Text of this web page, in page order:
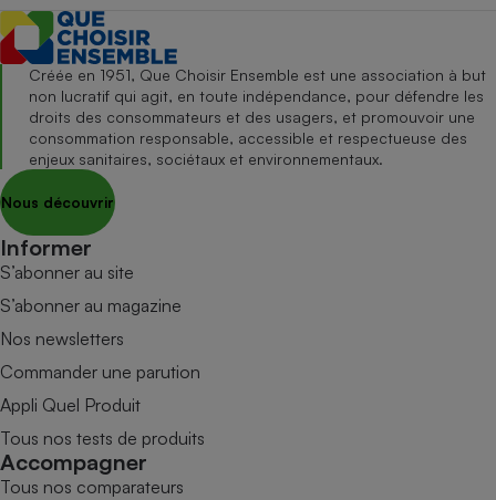
Créée en 1951, Que Choisir Ensemble est une association à but
non lucratif qui agit, en toute indépendance, pour défendre les
droits des consommateurs et des usagers, et promouvoir une
consommation responsable, accessible et respectueuse des
enjeux sanitaires, sociétaux et environnementaux.
Nous découvrir
Informer
S’abonner au site
S’abonner au magazine
Nos newsletters
Commander une parution
Appli Quel Produit
Tous nos tests de produits
Accompagner
Tous nos comparateurs